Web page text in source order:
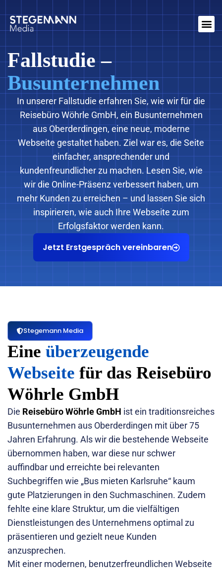
Fallstudie –
Busunternehmen
In unserer Fallstudie erfahren Sie, wie wir für die
Reisebüro Wöhrle GmbH, ein Busunternehmen
aus Oberderdingen, eine neue, moderne
Webseite gestaltet haben. Ziel war es, die Seite
einfacher, ansprechender und
kundenfreundlicher zu machen. Lesen Sie, wie
wir die Online-Präsenz verbessert haben, um
mehr Kunden zu erreichen – und lassen Sie sich
inspirieren, wie auch Ihre Webseite zum
Erfolgsfaktor werden kann.
Jetzt Erstgespräch vereinbaren
Stegemann Media
Eine überzeugende
Webseite für das Reisebüro
Wöhrle GmbH
Die Reisebüro Wöhrle GmbH ist ein traditionsreiches
Busunternehmen aus Oberderdingen mit über 75
Jahren Erfahrung. Als wir die bestehende Webseite
übernommen haben, war diese nur schwer
auffindbar und erreichte bei relevanten
Suchbegriffen wie „Bus mieten Karlsruhe“ kaum
gute Platzierungen in den Suchmaschinen. Zudem
fehlte eine klare Struktur, um die vielfältigen
Dienstleistungen des Unternehmens optimal zu
präsentieren und gezielt neue Kunden
anzusprechen.
Mit einer modernen, benutzerfreundlichen Webseite